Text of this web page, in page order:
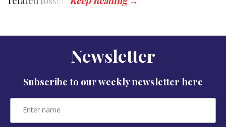
Newsletter
Subscribe to our weekly newsletter here